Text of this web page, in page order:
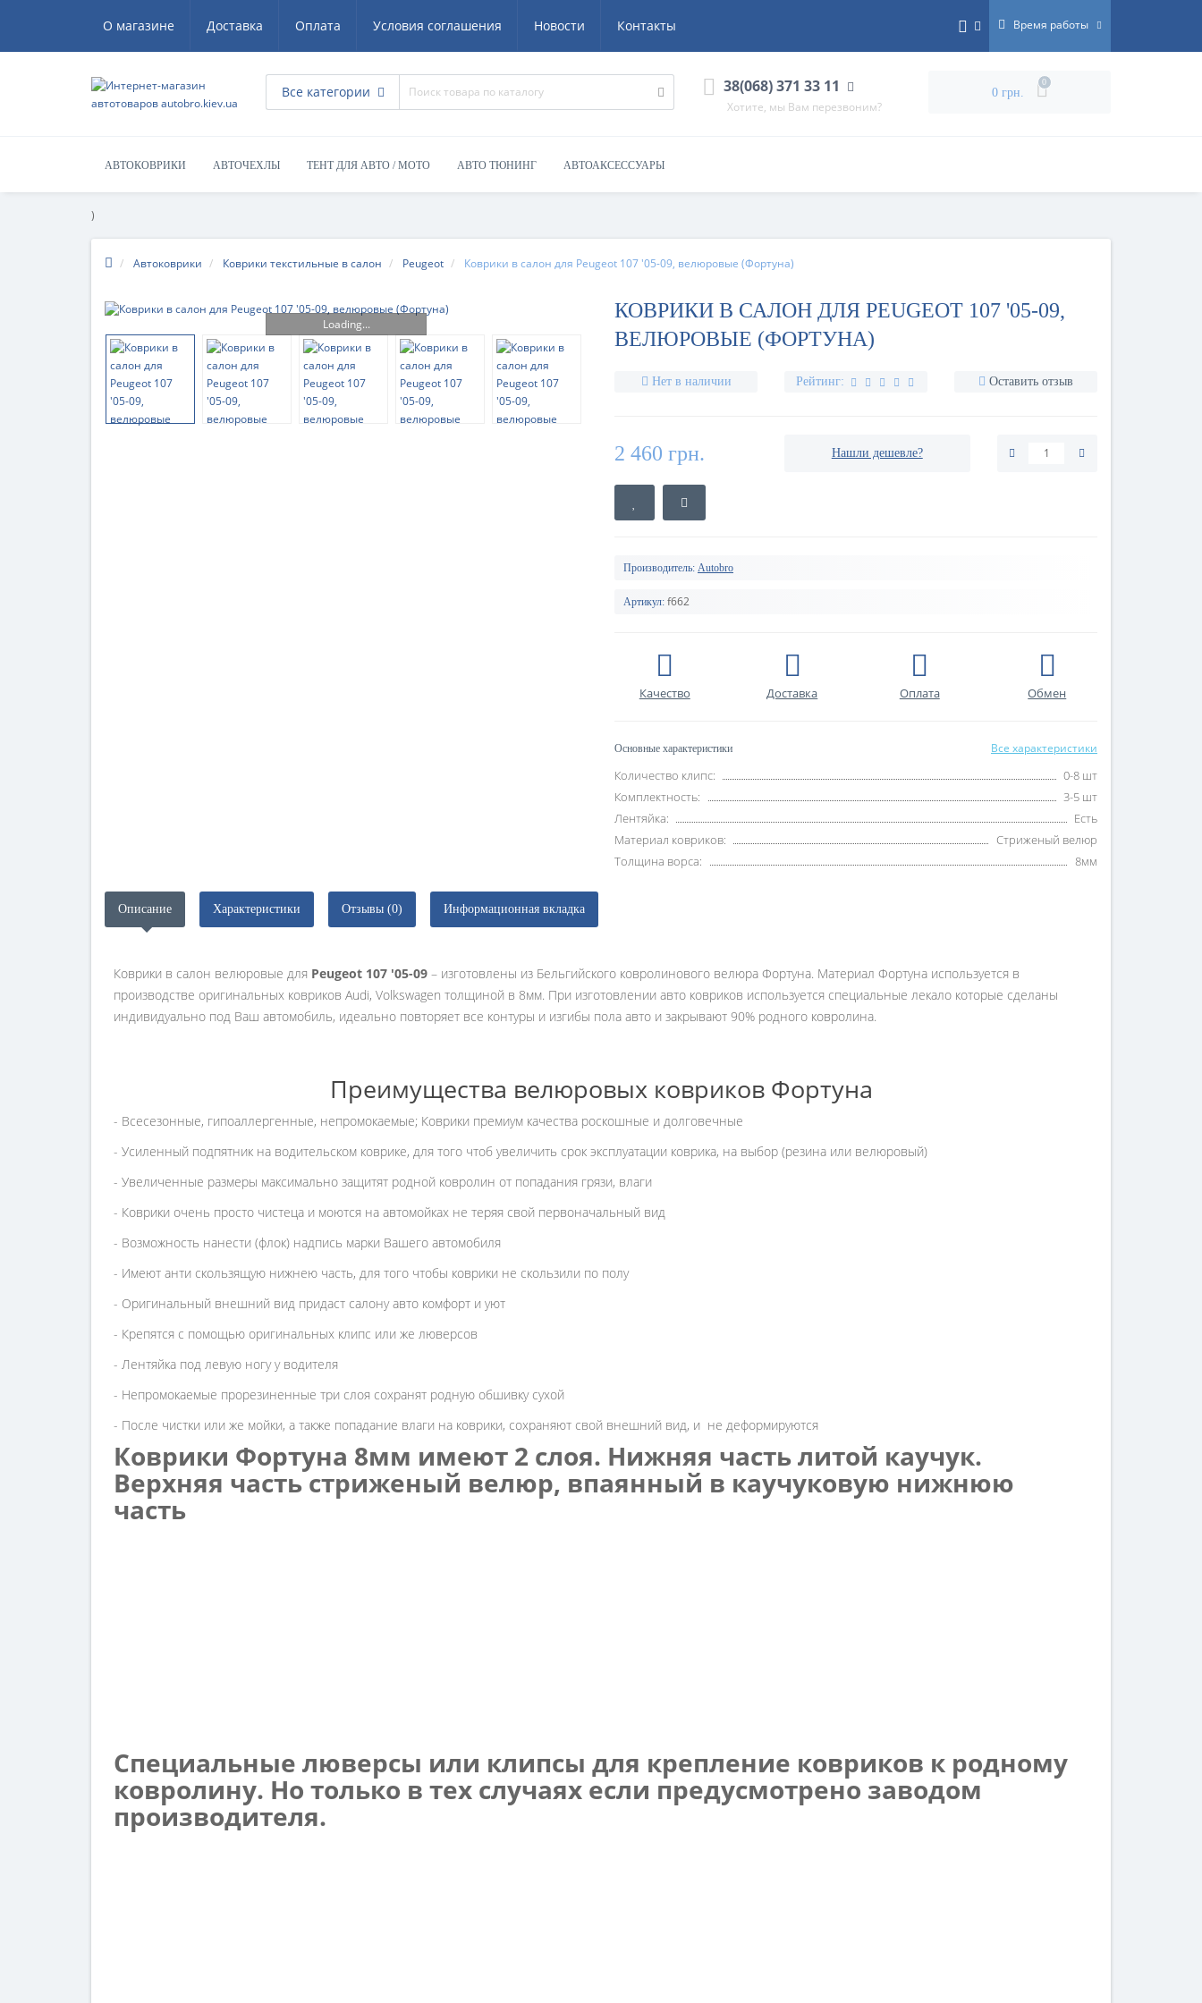
О магазине Доставка Оплата Условия соглашения Новости Контакты Время работы
Все категории 38(068) 371 33 11
Хотите, мы Вам перезвоним?
0 грн.
0
АВТОКОВРИКИ АВТОЧЕХЛЫ ТЕНТ ДЛЯ АВТО / МОТО АВТО ТЮНИНГ АВТОАКСЕССУАРЫ
)
Автоковрики Коврики текстильные в салон Peugeot Коврики в салон для Peugeot 107 '05-09, велюровые (Фортуна)
Loading...
КОВРИКИ В САЛОН ДЛЯ PEUGEOT 107 '05-09,
ВЕЛЮРОВЫЕ (ФОРТУНА)
Нет в наличии Рейтинг: Оставить отзыв
2 460 грн. Нашли дешевле?
Производитель: Autobro
Артикул: f662
Качество Доставка Оплата Обмен
Основные характеристики Все характеристики
Количество клипс:
0-8 шт
Комплектность:
3-5 шт
Лентяйка:
Есть
Материал ковриков:
Стриженый велюр
Толщина ворса:
8мм
Описание Характеристики Отзывы (0) Информационная вкладка
Коврики в салон велюровые для Peugeot 107 '05-09 – изготовлены из Бельгийского ковролинового велюра Фортуна. Материал Фортуна используется в
производстве оригинальных ковриков Audi, Volkswagen толщиной в 8мм. При изготовлении авто ковриков используется специальные лекало которые сделаны
индивидуально под Ваш автомобиль, идеально повторяет все контуры и изгибы пола авто и закрывают 90% родного ковролина.
Преимущества велюровых ковриков Фортуна
- Всесезонные, гипоаллергенные, непромокаемые; Коврики премиум качества роскошные и долговечные
- Усиленный подпятник на водительском коврике, для того чтоб увеличить срок эксплуатации коврика, на выбор (резина или велюровый)
- Увеличенные размеры максимально защитят родной ковролин от попадания грязи, влаги
- Коврики очень просто чистеца и моются на автомойках не теряя свой первоначальный вид
- Возможность нанести (флок) надпись марки Вашего автомобиля
- Имеют анти скользящую нижнею часть, для того чтобы коврики не скользили по полу
- Оригинальный внешний вид придаст салону авто комфорт и уют
- Крепятся с помощью оригинальных клипс или же люверсов
- Лентяйка под левую ногу у водителя
- Непромокаемые прорезиненные три слоя сохранят родную обшивку сухой
- После чистки или же мойки, а также попадание влаги на коврики, сохраняют свой внешний вид, и не деформируются
Коврики Фортуна 8мм имеют 2 слоя. Нижняя часть литой каучук.
Верхняя часть стриженый велюр, впаянный в каучуковую нижнюю
часть
Специальные люверсы или клипсы для крепление ковриков к родному
ковролину. Но только в тех случаях если предусмотрено заводом
производителя.